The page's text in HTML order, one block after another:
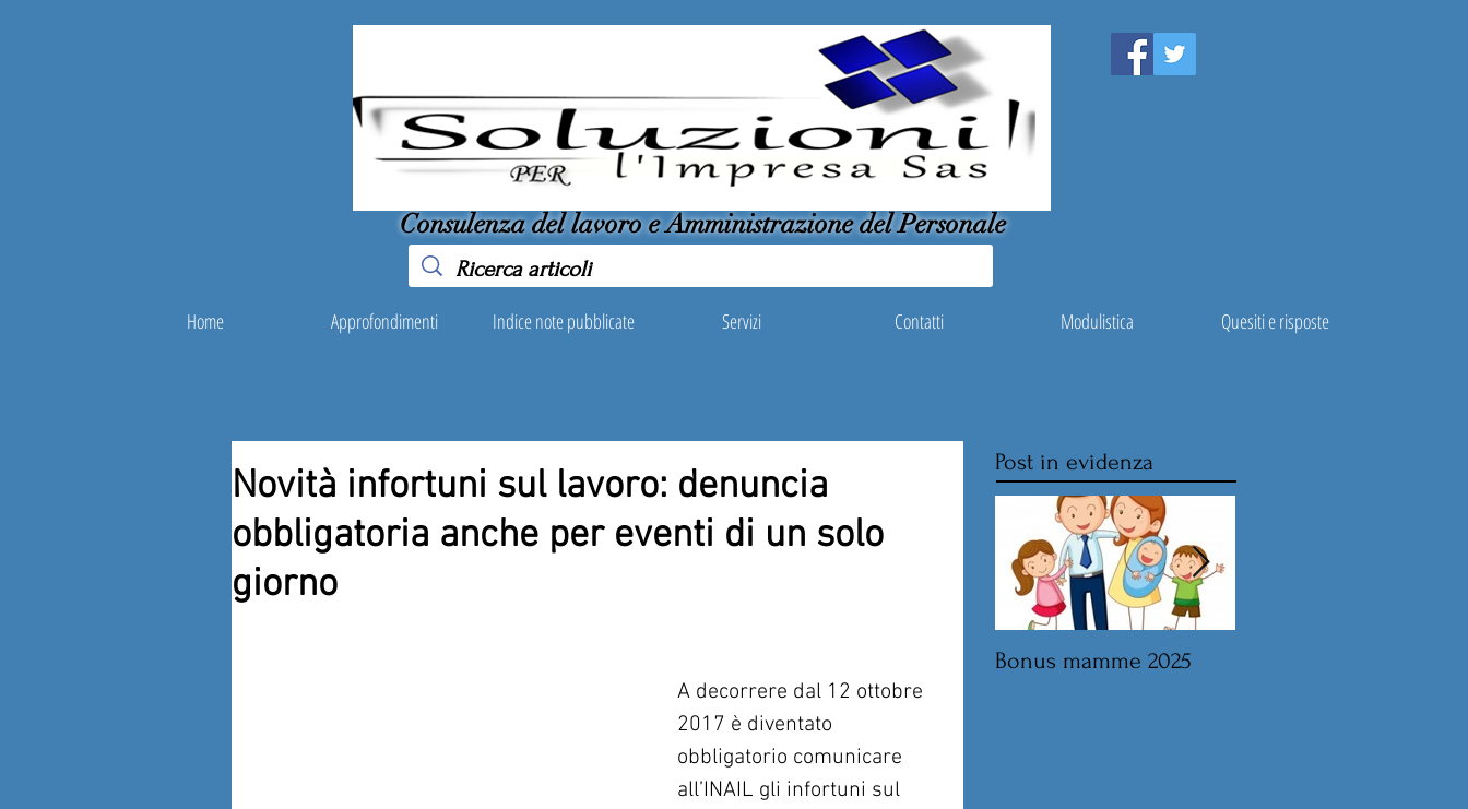
Consulenza del lavoro e Amministrazione del Personale
Home Approfondimenti Indice note pubblicate Servizi Contatti Modulistica Quesiti e risposte
Novità infortuni sul lavoro: denuncia
obbligatoria anche per eventi di un solo
giorno
A decorrere dal 12 ottobre
2017 è diventato
obbligatorio comunicare
all’INAIL gli infortuni sul
Post in evidenza
Bonus mamme 2025